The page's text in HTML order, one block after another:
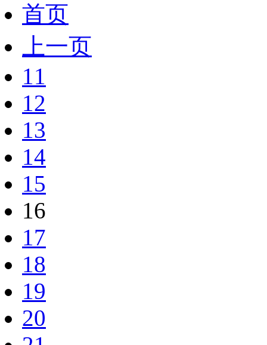
首页
上一页
11
12
13
14
15
16
17
18
19
20